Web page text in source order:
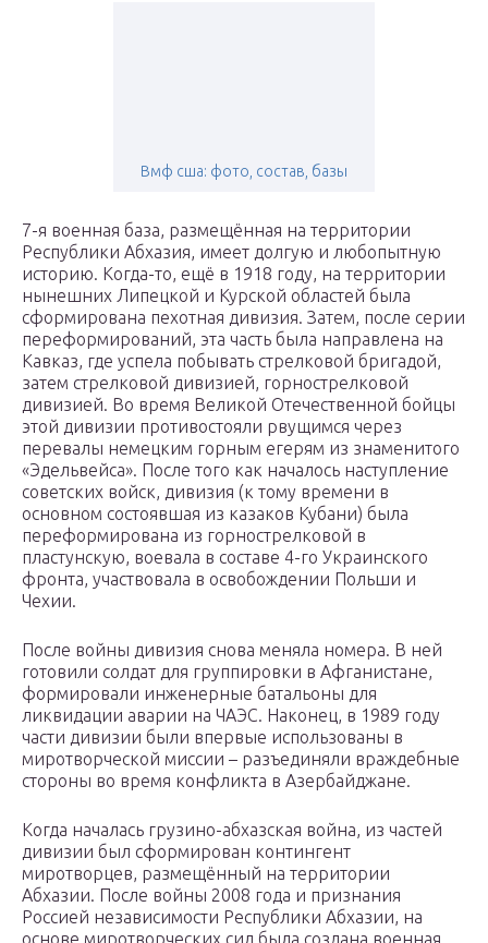
Вмф сша: фото, состав, базы
7-я военная база, размещённая на территории
Республики Абхазия, имеет долгую и любопытную
историю. Когда-то, ещё в 1918 году, на территории
нынешних Липецкой и Курской областей была
сформирована пехотная дивизия. Затем, после серии
переформирований, эта часть была направлена на
Кавказ, где успела побывать стрелковой бригадой,
затем стрелковой дивизией, горнострелковой
дивизией. Во время Великой Отечественной бойцы
этой дивизии противостояли рвущимся через
перевалы немецким горным егерям из знаменитого
«Эдельвейса». После того как началось наступление
советских войск, дивизия (к тому времени в
основном состоявшая из казаков Кубани) была
переформирована из горнострелковой в
пластунскую, воевала в составе 4-го Украинского
фронта, участвовала в освобождении Польши и
Чехии.
После войны дивизия снова меняла номера. В ней
готовили солдат для группировки в Афганистане,
формировали инженерные батальоны для
ликвидации аварии на ЧАЭС. Наконец, в 1989 году
части дивизии были впервые использованы в
миротворческой миссии – разъединяли враждебные
стороны во время конфликта в Азербайджане.
Когда началась грузино-абхазская война, из частей
дивизии был сформирован контингент
миротворцев, размещённый на территории
Абхазии. После войны 2008 года и признания
Россией независимости Республики Абхазии, на
основе миротворческих сил была создана военная